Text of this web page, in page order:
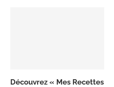
Découvrez « Mes Recettes